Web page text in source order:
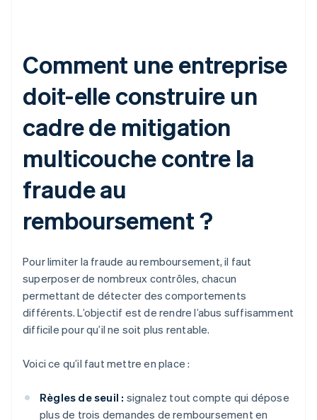
Comment une entreprise
doit-elle construire un
cadre de mitigation
multicouche contre la
fraude au
remboursement ?
Pour limiter la fraude au remboursement, il faut
superposer de nombreux contrôles, chacun
permettant de détecter des comportements
différents. L’objectif est de rendre l’abus suffisamment
difficile pour qu’il ne soit plus rentable.
Voici ce qu’il faut mettre en place :
Règles de seuil : signalez tout compte qui dépose
plus de trois demandes de remboursement en